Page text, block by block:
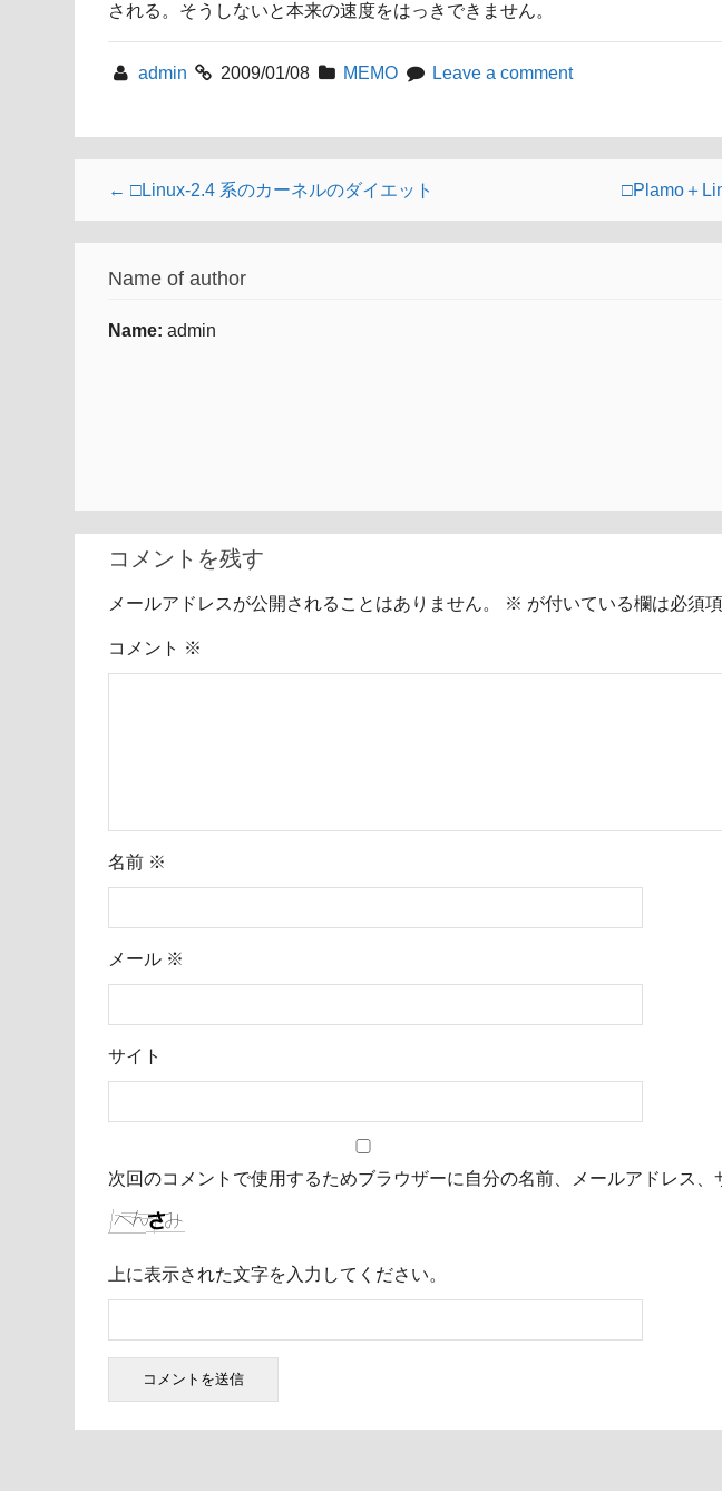
される。そうしないと本来の速度をはっきできません。
admin 2009/01/08 MEMO Leave a comment
← □Linux-2.4 系のカーネルのダイエット □Plamo＋
Name of author
Name:admin
コメントを残す
メールアドレスが公開されることはありません。 ※ が付いている欄は必須
コメント ※
名前 ※
メール ※
サイト
次回のコメントで使用するためブラウザーに自分の名前、メールアドレス、
上に表示された文字を入力してください。